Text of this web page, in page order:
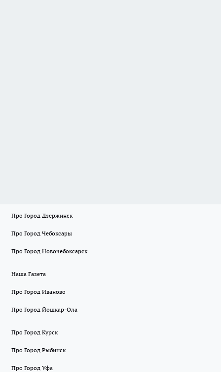
Про Город Дзержинск
Про Город Чебоксары
Про Город Новочебоксарск
Наша Газета
Про Город Иваново
Про Город Йошкар-Ола
Про Город Курск
Про Город Рыбинск
Про Город Уфа